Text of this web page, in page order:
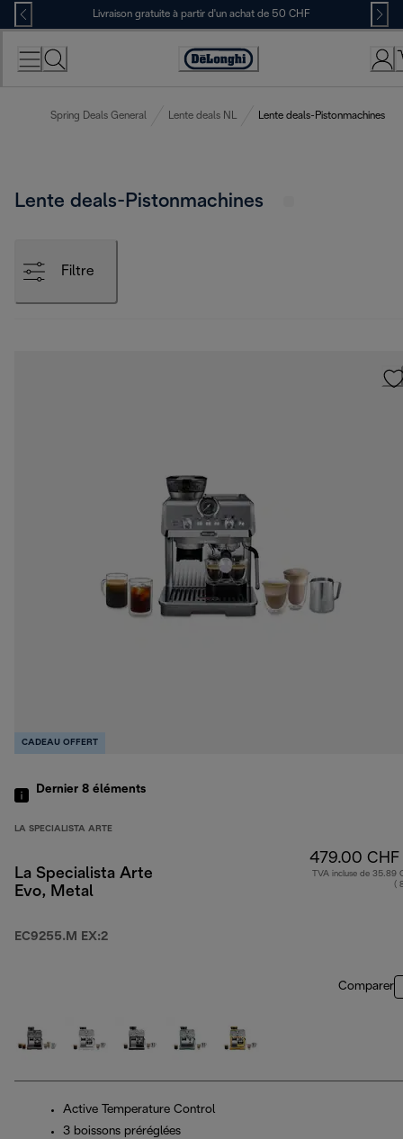
Skip
to
Content
Livraison gratuite à partir d'un achat de 50 CHF
Déclaration
Spring Deals General Lente deals NL Lente deals-Pistonmachines
Lente deals-Pistonmachines
Filtre
CADEAU OFFERT
Dernier 8 éléments
LA SPECIALISTA ARTE
La Specialista Arte
Evo, Metal
EC9255.M EX:2
479.00 CHF
TVA incluse de 35.89
(
Comparer
Active Temperature Control
3 boissons préréglées